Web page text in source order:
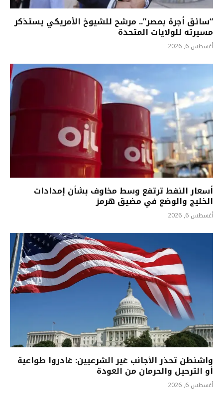
“سائق أجرة بمصر”.. مرشح للشيوخ الأمريكي يستذكر
مسيرته للولايات المتحدة
أغسطس 6, 2026
أسعار النفط ترتفع وسط مخاوف بشأن إمدادات
الخليج والوضع في مضيق هرمز
أغسطس 6, 2026
واشنطن تحذر الأجانب غير الشرعيين: غادروا طواعية
أو الترحيل والحرمان من العودة
أغسطس 6, 2026